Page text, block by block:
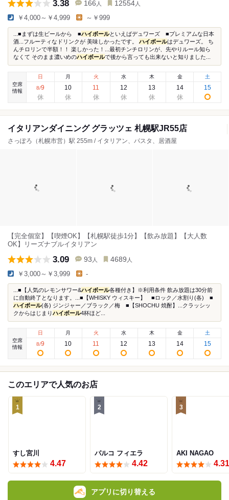
3.38 166 人 12554 人
￥4,000～￥4,999 ～￥999
...■まずは生ビールから ■ハイボールといえばデュワーズ ■プレミアムな日本
酒...フルーティなドリンクが 美味しかったです。 ハイボールはデュワーズ。 ち
んチロリンで半額！！ 楽しかった！...最初チンチロリンが、先やりルール知ら
なくて そのまま濃いめのハイボールで後から言っても出来ないと知りました...
空席
情報
日
8/9
月
10
火
11
水
12
木
13
金
14
土
15
イタリアンダイニング グラッツェ 札幌駅JR55店
さっぽろ（札幌市営）駅 255m / イタリアン、パスタ、居酒屋
【完全個室】【喫煙OK】【札幌駅徒歩1分】【飲み放題】【大人数
OK】リーズナブルイタリアン
3.09 93 人 4689 人
￥3,000～￥3,999 -
...■【人気のレモンサワー&ハイボール各種付き】※利用条件 飲み放題は30分前
に自動終了となります。...■【WHISKY ウィスキー】 ■ロック／水割り(各) ■
ハイボール(各) ジンジャー／ブラック／梅 ■【SHOCHU 焼酎】...クラッシッ
クからはじまりハイボール4杯ほど...
空席
情報
日
8/9
月
10
火
11
水
12
木
13
金
14
土
15
このエリアで人気のお店
1
すし宮川
4.47
2
パルコ フィエラ
4.42
3
AKI NAGAO
4.31
アプリに切り替える